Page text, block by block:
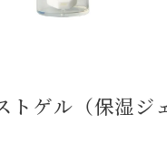
トゲル（保湿ジ